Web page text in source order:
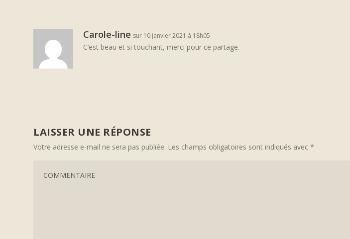
Carole-line sur 10 janvier 2021 à 18h05
C’est beau et si touchant, merci pour ce partage.
LAISSER UNE RÉPONSE
Votre adresse e-mail ne sera pas publiée. Les champs obligatoires sont indiqués avec*